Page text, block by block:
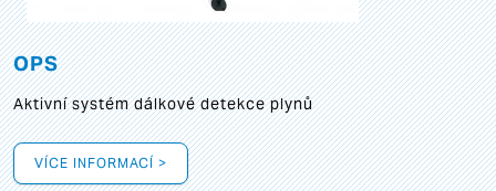
OPS
Aktivní systém dálkové detekce plynů
VÍCE INFORMACÍ >